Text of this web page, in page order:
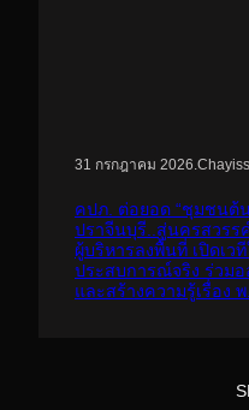
31 กรกฎาคม 2026
คปภ. ต่อยอด “ชุมชนต้
ปราจีนบุรี..สู่นครสวรร
ผู้บริหารลงพื้นที่ เปิดเว
ประสบการณ์จริง ร่วม
และสร้างความรู้เรื่อง